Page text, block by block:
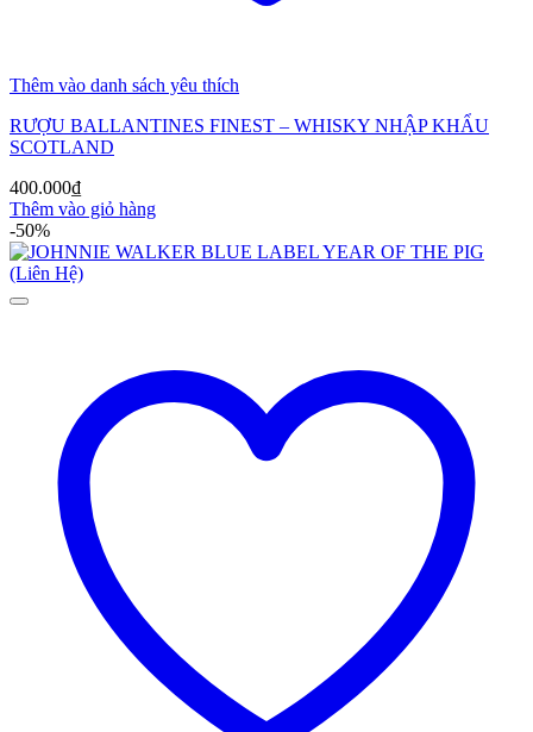
Thêm vào danh sách yêu thích
RƯỢU BALLANTINES FINEST – WHISKY NHẬP KHẨU
SCOTLAND
400.000₫
Thêm vào giỏ hàng
-50%